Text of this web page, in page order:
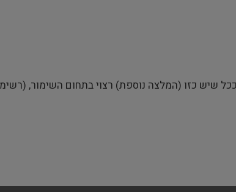
שיש כזו (המלצה נוספת) רצוי בתחום השימור,